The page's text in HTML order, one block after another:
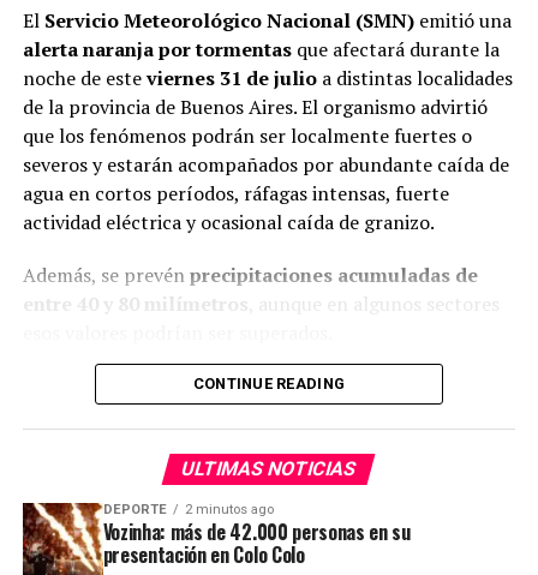
cuándo va a dejar de llover en Buenos
Aires,Clima,Agenda,Pronóstico del tiempo
ADVERTISEMENT
Este lunes se esperan lluvias aisladas
Clima de martes: siguen los
nubarrones
aunque en una jornada estable por lo que no se deje
amedrentar por los cúmulos bajos y cargados. El manto
intenso con el termómetro iniciando la cuenta en 10ºC,
cielo mayormente nubladoy viento leve desde el
este. El termómetro podrá estirarse un poquito más en
una tarde con 16ºC, muy nubosa, aunque con poco
viento lo que nos dejaría un ambiente apenas fresco. La
noche conservará la nubosidad y el viento desde el río
en un cierre con 13ºC y cielo parcialmente nublado.
El Servicio Meteorológico Nacional (SMN)emitió una
alerta naranja por tormentasque afectará durante la
noche de esteviernes 31 de julioa distintas localidades
de la provincia de Buenos Aires. El organismo advirtió
que los fenómenos podrán ser localmente fuertes o
severos y estarán acompañados por abundante caída de
agua en cortos períodos, ráfagas intensas, fuerte
actividad eléctrica y ocasional caída de granizo.
Además, se prevénprecipitaciones acumuladas de
entre 40 y 80 milímetros
, aunque en algunos sectores
CONTINUE READING
ULTIMAS NOTICIAS
DEPORTE 2 minutos ago
Vozinha: más de 42.000 personas en su
presentación en Colo Colo